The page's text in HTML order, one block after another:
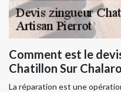
Comment est le
Chatillon Sur
La réparation est une